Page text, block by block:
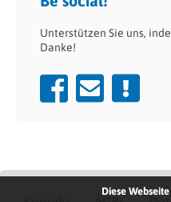
Unterstützen Sie uns,
Danke!
Diese